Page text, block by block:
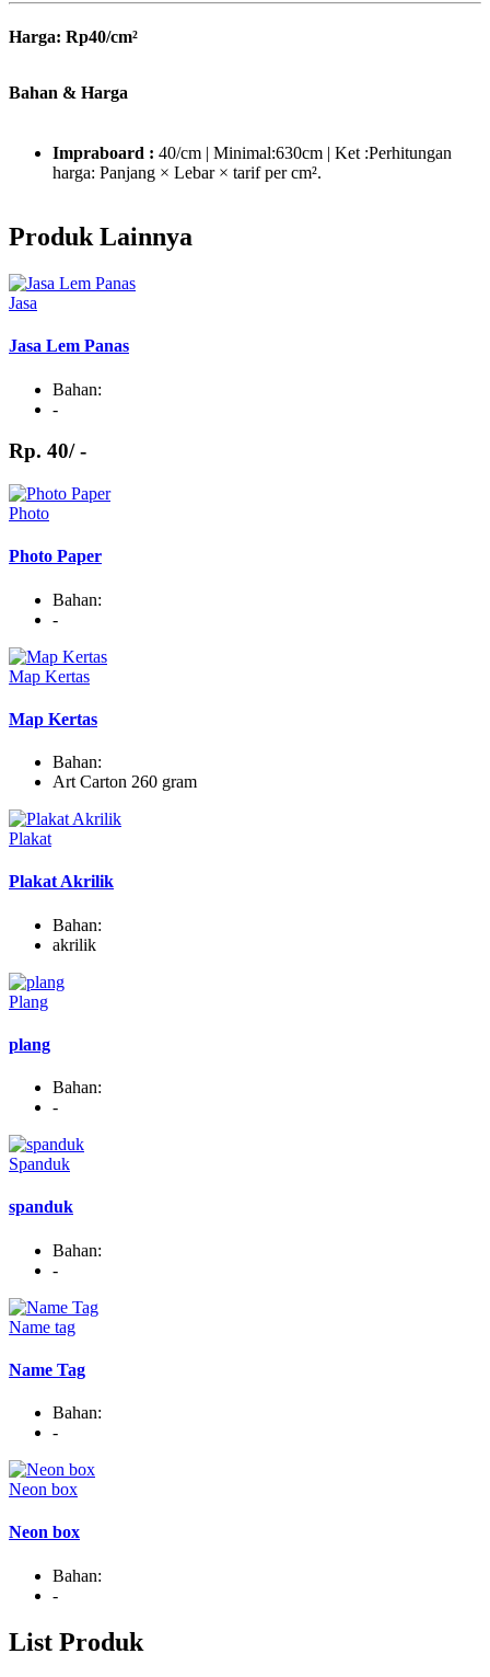
Harga: Rp40/cm²
Contoh harga:
Ukuran 50 x 70 cm → 50 x 70 x 40 =Rp140.000
Bahan & Harga
Impraboard : 40/cm | Minimal:630cm | Ket :Perhitungan
harga: Panjang × Lebar × tarif per cm².
Produk Lainnya
Jasa
Jasa Lem Panas
Bahan:
-
Rp. 40/ -
Photo
Photo Paper
Bahan:
-
Map Kertas
Map Kertas
Bahan:
Art Carton 260 gram
Plakat
Plakat Akrilik
Bahan:
akrilik
Plang
plang
Bahan:
-
Spanduk
spanduk
Bahan:
-
Name tag
Name Tag
Bahan:
-
Neon box
Neon box
Bahan:
-
List Produk